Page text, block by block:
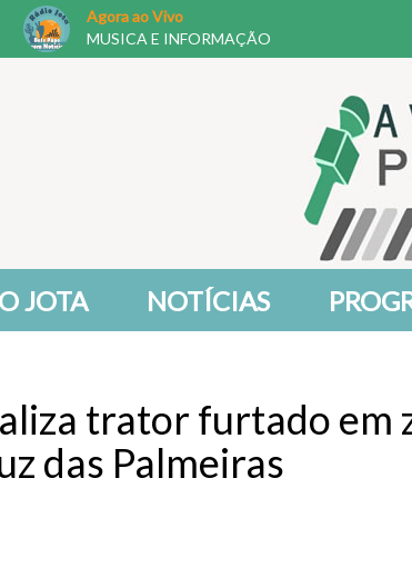
Agora ao Vivo
MUSICA E INFORMAÇÃO
JOTA NOTÍCIAS
trator furtado em
das Palmeiras